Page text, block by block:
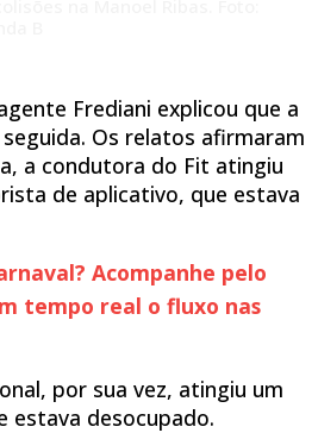
Frediani explicou que a
Os relatos afirmaram
a condutora do Fit atingiu
de aplicativo, que estava
Acompanhe pelo
tempo real o fluxo nas
por sua vez, atingiu um
estava desocupado.